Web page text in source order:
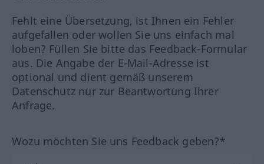
Fehlt eine Übersetzung, ist Ihnen ein Fehler
aufgefallen oder wollen Sie uns einfach mal
loben? Füllen Sie bitte das Feedback-Formular
aus. Die Angabe der E-Mail-Adresse ist
optional und dient gemäß unserem
Datenschutz nur zur Beantwortung Ihrer
Anfrage.
Wozu möchten Sie uns Feedback geben?*